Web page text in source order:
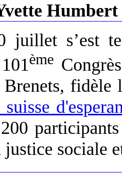
juillet s’est
ème
fidèle
suisse
justice sociale